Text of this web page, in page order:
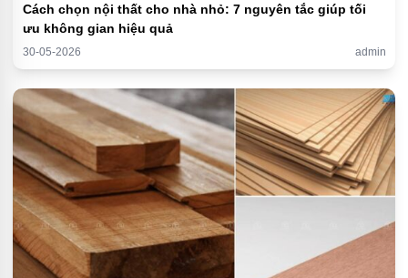
Cách chọn nội thất cho nhà nhỏ: 7 nguyên tắc giúp tối
ưu không gian hiệu quả
30-05-2026 admin